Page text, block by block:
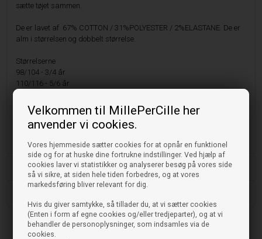
Velkommen til MillePerCille her
anvender vi cookies.
Vores hjemmeside sætter cookies for at opnår en funktionel
side og for at huske dine fortrukne indstillinger. Ved hjælp af
cookies laver vi statistikker og analyserer besøg på vores side
så vi sikre, at siden hele tiden forbedres, og at vores
markedsføring bliver relevant for dig.
Hvis du giver samtykke, så tillader du, at vi sætter cookies
(Enten i form af egne cookies og/eller tredjeparter), og at vi
behandler de personoplysninger, som indsamles via de
cookies.
sætte tøjet sammen.
De er lavet af 67% COTTON / 31%POLYESTER / 2%ELASTANE. De er
alm i størrelsen og dobbelt størrelse.
Størrelserne
98/104 - 3/4 år
110/116 - 5/6 år
134/140 - 9/10 år
146/152 - 11/12 år.
158/164 - 13/14 år.
Vask og pleje